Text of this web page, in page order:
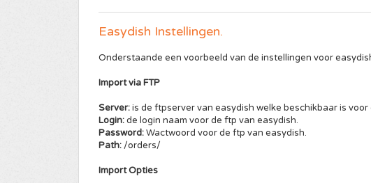
Easydish Instellingen.
Onderstaande een voorbeeld van de instellingen voor
Import via FTP
Server:is de ftpserver van easydish welke beschikbaar is voor
Login:de login naam voor de ftp van easydish.
Password:Wactwoord voor de ftp van easydish.
Path:/orders/
Import Opties